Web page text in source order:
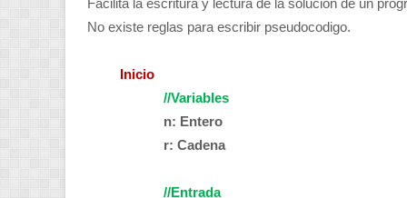
No existe reglas para escribir pseudocodigo.
Inicio
//Variables
n: Entero
r: Cadena
//Entrada